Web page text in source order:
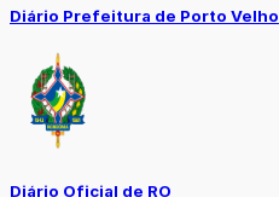
Diário Prefeitura de Porto Velho
Diário Oficial de RO